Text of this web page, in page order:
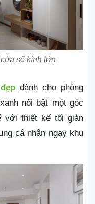
sổ kính lớn
dành cho phòng
nổi bật một góc
với thiết kế tối giản
cá nhân ngay khu